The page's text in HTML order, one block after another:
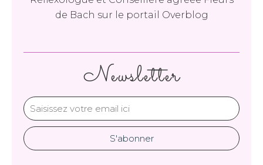
Newsletter
de Bach sur le portail Overblog